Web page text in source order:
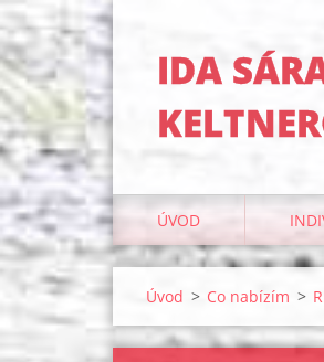
IDA
ÚVOD
Úvod > Co nabízím >